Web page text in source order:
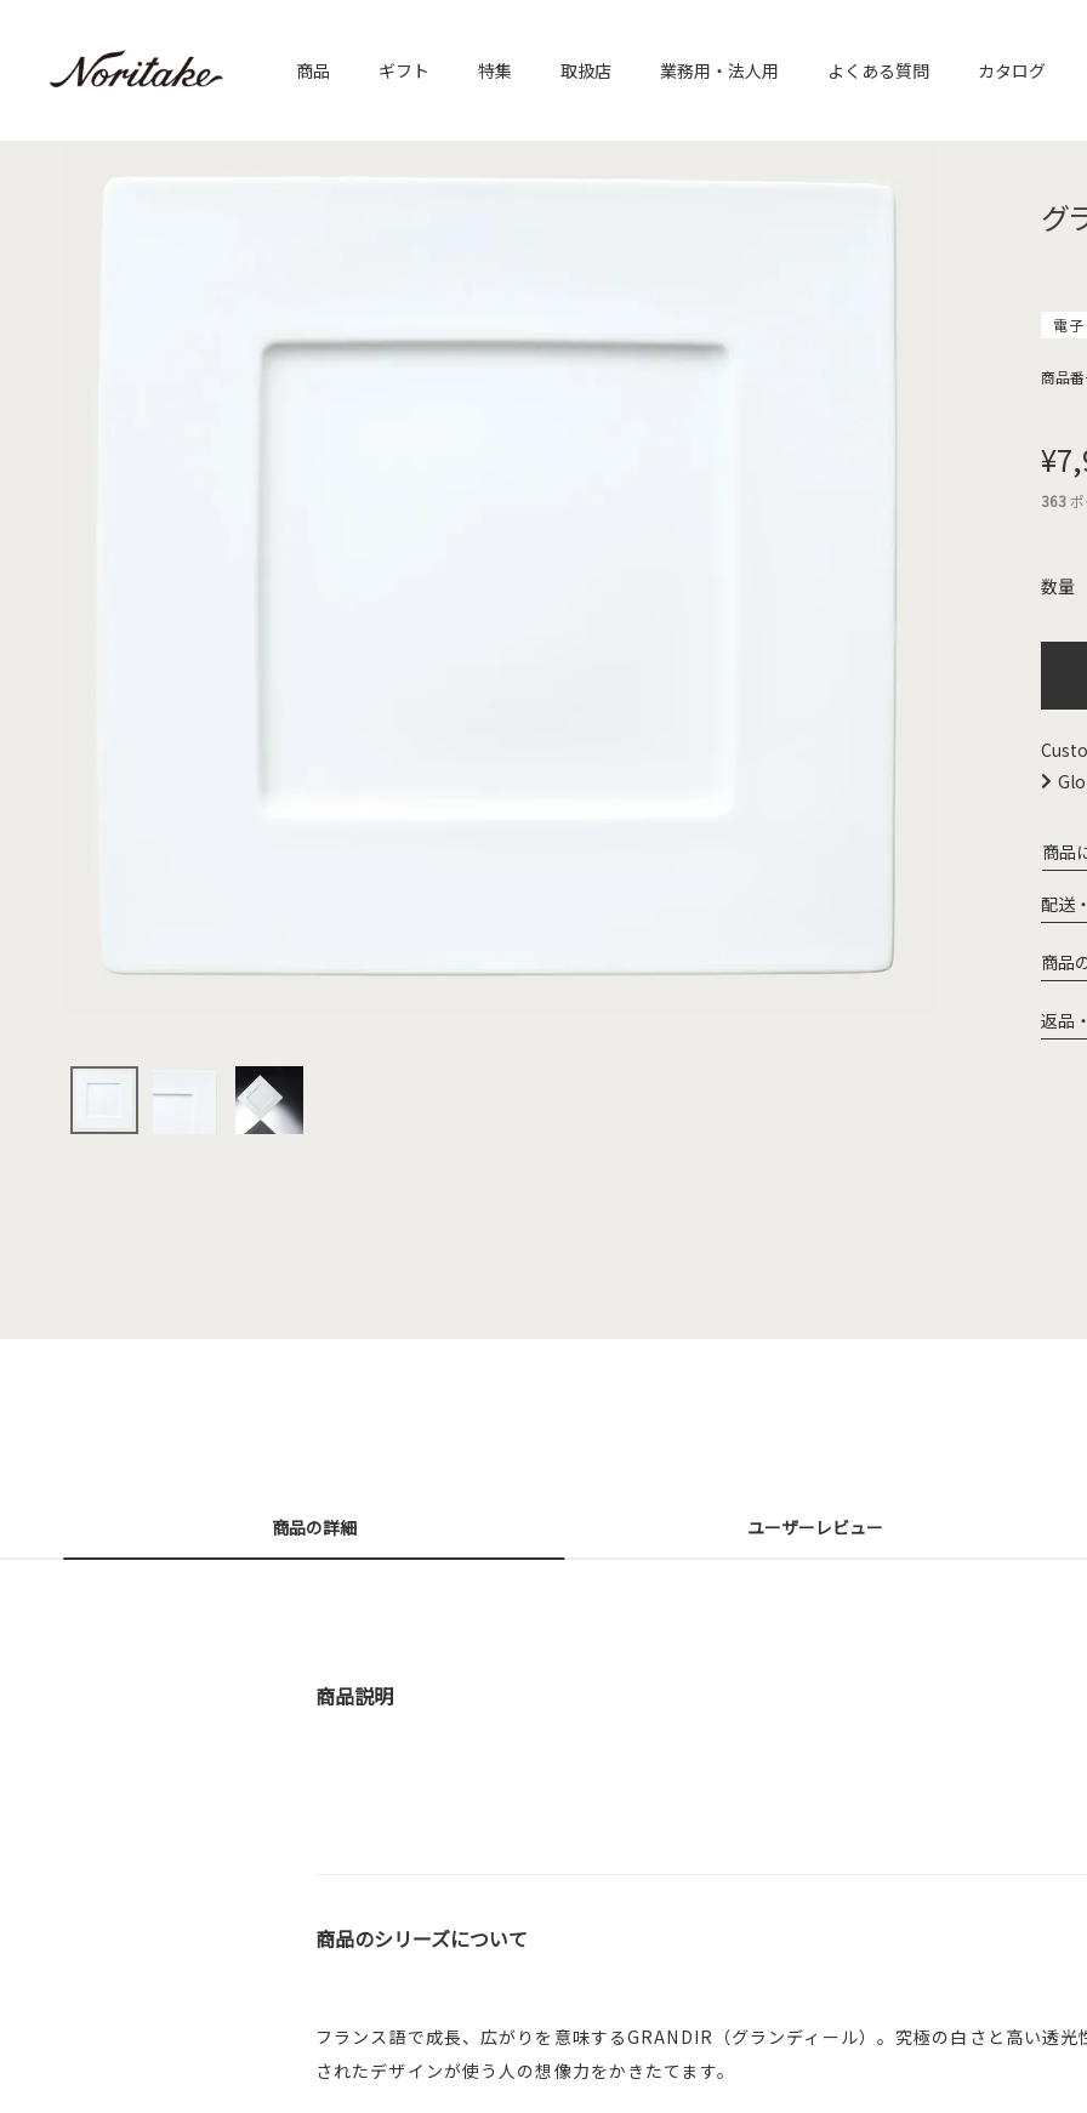
商品 ギフト 特集 取扱店 業務用・法人用 よくある質問 カタログ
グ
電
商品
¥
363
商品
配送
商品
返品
商品の詳細 ユーザーレビュー
商品説明
商品のシリーズについて
フランス語で成長、広がりを意味するGRANDIR（グランディール）。究極の白さと高い透
されたデザインが使う人の想像力をかきたてます。